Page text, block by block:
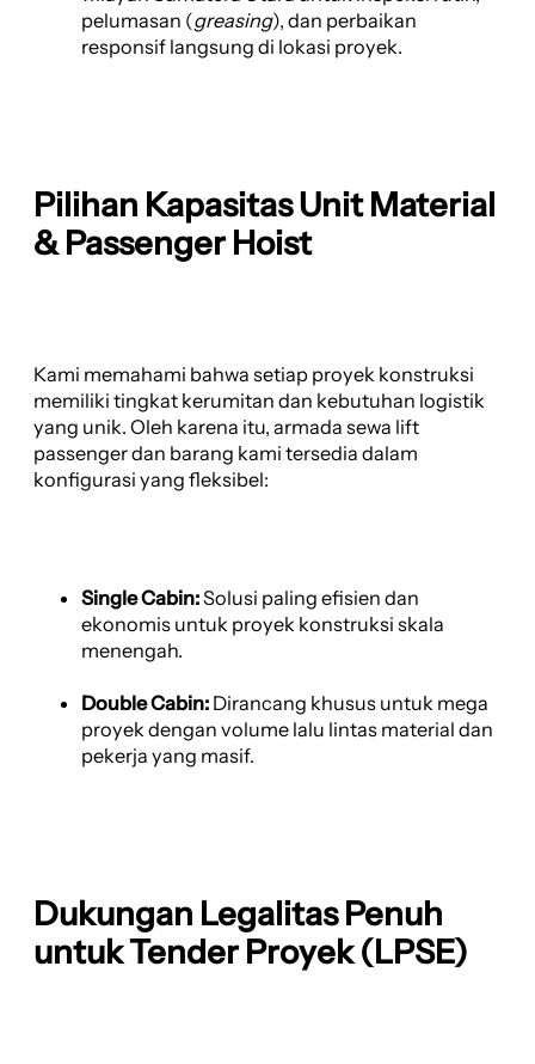
pelumasan (greasing), dan perbaikan
responsif langsung di lokasi proyek.
Pilihan Kapasitas Unit Material
& Passenger Hoist
Kami memahami bahwa setiap proyek konstruksi
memiliki tingkat kerumitan dan kebutuhan logistik
yang unik. Oleh karena itu, armada sewa lift
passenger dan barang kami tersedia dalam
konfigurasi yang fleksibel:
Single Cabin:Solusi paling efisien dan
ekonomis untuk proyek konstruksi skala
menengah.
Double Cabin: Dirancang khusus untuk mega
proyek dengan volume lalu lintas material dan
pekerja yang masif.
Dukungan Legalitas Penuh
untuk Tender Proyek (LPSE)